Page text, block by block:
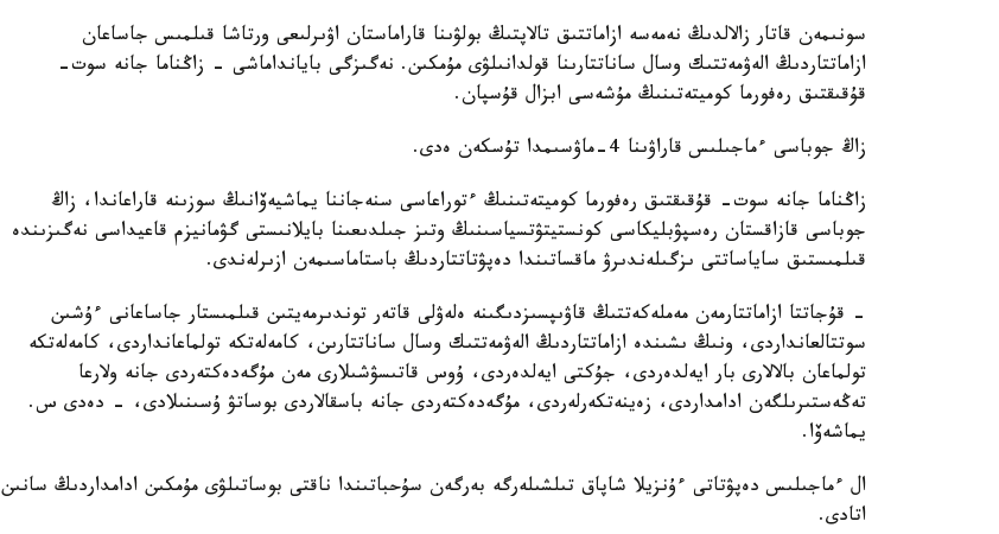
سونىمەن قاتار زالالدىڭ نەمەسە ازاماتتىق تالاپتىڭ بولۋىنا قاراماستان اۋىرلىعى ورتاشا قىلمىس جاساعان
ازاماتتاردىڭ الەۋمەتتىك وسال ساناتتارىنا قولدانىلۋى مۇمكىن. نەگىزگى بايانداماشى - زاڭناما جانە سوت-
قۇقىقتىق رەفورما كوميتەتىنىڭ مۇشەسى ابزال قۇسپان.
زاڭ جوباسى ءماجىلىس قاراۋىنا 4-ماۋسىمدا تۇسكەن ەدى.
زاڭناما جانە سوت- قۇقىقتىق رەفورما كوميتەتىنىڭ ءتوراعاسى سنەجاننا يماشيەۆانىڭ سوزىنە قاراعاندا، زاڭ
جوباسى قازاقستان رەسپۋبليكاسى كونستيتۋتسياسىنىڭ وتىز جىلدىعىنا بايلانىستى گۋمانيزم قاعيداسى نەگىزىندە
قىلمىستىق ساياساتتى ىزگىلەندىرۋ ماقساتىندا دەپۋتاتتاردىڭ باستاماسىمەن ازىرلەندى.
- قۇجاتتا ازاماتتارمەن مەملەكەتتىڭ قاۋىپسىزدىگىنە ەلەۋلى قاتەر توندىرمەيتىن قىلمىستار جاساعانى ءۇشىن
سوتتالعانداردى، ونىڭ ىشىندە ازاماتتاردىڭ الەۋمەتتىك وسال ساناتتارىن، كامەلەتكە تولماعانداردى، كامەلەتكە
تولماعان بالالارى بار ايەلدەردى، جۇكتى ايەلدەردى، ۇوس قاتىسۋشىلارى مەن مۇگەدەكتەردى جانە ولارعا
تەڭەستىرىلگەن ادامداردى، زەينەتكەرلەردى، مۇگەدەكتەردى جانە باسقالاردى بوساتۋ ۇسىنىلادى، - دەدى س.
يماشەۆا.
ال ءماجىلىس دەپۋتاتى ءۇنزيلا شاپاق تىلشىلەرگە بەرگەن سۇحباتىندا ناقتى بوساتىلۋى مۇمكىن ادامداردىڭ سانىن
اتادى.